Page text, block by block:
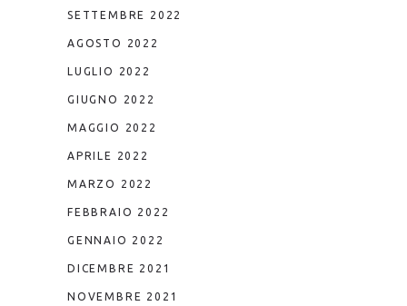
SETTEMBRE 2022
AGOSTO 2022
LUGLIO 2022
GIUGNO 2022
MAGGIO 2022
APRILE 2022
MARZO 2022
FEBBRAIO 2022
GENNAIO 2022
DICEMBRE 2021
NOVEMBRE 2021